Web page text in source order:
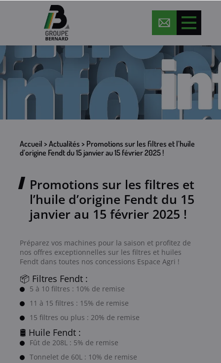
Accueil > Actualités > Promotions sur les filtres et l’huile
d’origine Fendt du 15 janvier au 15 février 2025 !
Promotions sur les filtres et
l’huile d’origine Fendt du 15
janvier au 15 février 2025 !
Préparez vos machines pour la saison et profitez de
nos offres exceptionnelles sur les filtres et huiles
Fendt dans toutes nos concessions Espace Agri !
📦 Filtres Fendt :
5 à 10 filtres : 10% de remise
11 à 15 filtres : 15% de remise
15 filtres ou plus : 20% de remise
🛢️ Huile Fendt :
Fût de 208L : 5% de remise
Tonnelet de 60L : 10% de remise